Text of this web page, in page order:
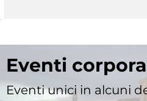
Eventi
Eventi unici in alcuni